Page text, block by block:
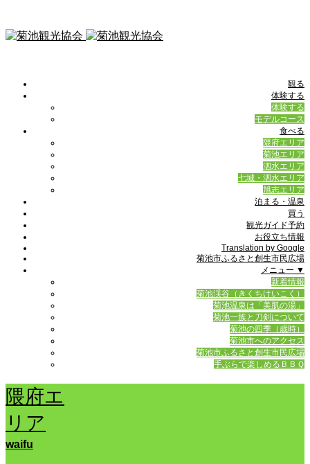
観る
体験する
体験する
モデルコース
食べる
隈府エリア
菊池エリア
泗水エリア
七城・泗水エリア
旭志エリア
泊まる・温泉
買う
観光ガイド予約
お役立ち情報
Translation by Google
菊池市ふるさと創生市民広場
メニュー ▼
新着情報
菊池渓谷（きくちけいこく）
菊池温泉は「美肌の湯」
菊池一族と刀剣について
菊池の四季（歳時）
菊池市へのアクセス
菊池市ふるさと創生市民広場
手ぶらで楽しめるＢＢＱ
隈府エ
リア
waifu